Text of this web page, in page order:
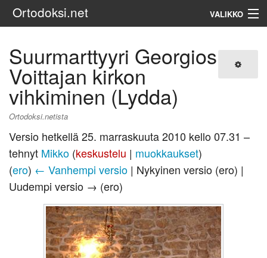
Ortodoksi.net VALIKKO
Haku
Suurmarttyyri Georgios
Voittajan kirkon
vihkiminen (Lydda)
Ortodoksi.netista
Versio hetkellä 25. marraskuuta 2010 kello 07.31 –
tehnyt Mikko (keskustelu | muokkaukset)
(ero) ← Vanhempi versio | Nykyinen versio (ero) |
Uudempi versio → (ero)